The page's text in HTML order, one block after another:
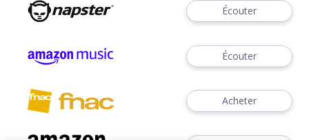
Écouter
Écouter
Acheter